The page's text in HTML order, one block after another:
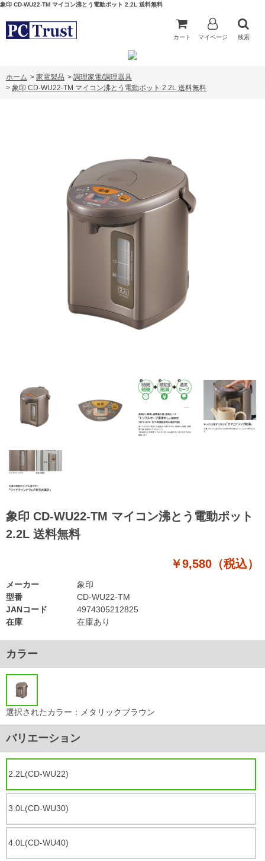
象印 CD-WU22-TM マイコン沸とう電動ポット 2.2L 送料無料
カート マイページ 検索
ホーム > 家電製品 > 調理家電/調理器具
> 象印 CD-WU22-TM マイコン沸とう電動ポット 2.2L 送料無料
象印 CD-WU22-TM マイコン沸とう電動ポット
2.2L 送料無料
￥9,580（税込）
型番
CD-WU22-TM
JANコード
4974305212825
在庫
在庫あり
メーカー 象印
カラー
選択されたカラー：メタリックブラウン
バリエーション
2.2L(CD-WU22)
3.0L(CD-WU30)
4.0L(CD-WU40)